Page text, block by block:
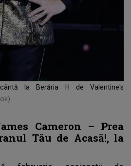
la Berăria H de Valentine's
Cameron – Prea
Tău de Acasă!, la